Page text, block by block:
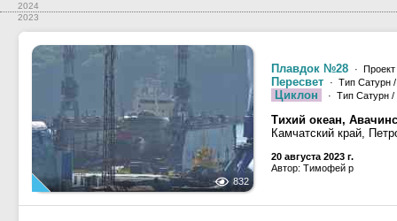
2024
2023
832
Плавдок №28 ·
Пересвет · Тип Сатурн
Циклон · Тип Сатурн
Тихий океан,
Камчатский край,
20 августа 2023 г.
Автор: Тимофей р